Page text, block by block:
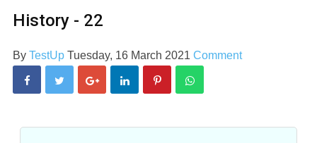
History - 22
By TestUp Tuesday, 16 March 2021 Comment